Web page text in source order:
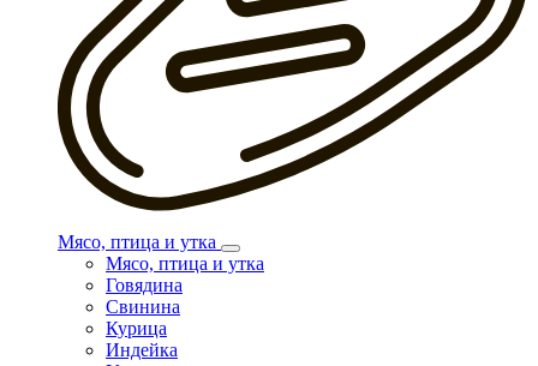
Мясо, птица и утка
Мясо, птица и утка
Говядина
Свинина
Курица
Индейка